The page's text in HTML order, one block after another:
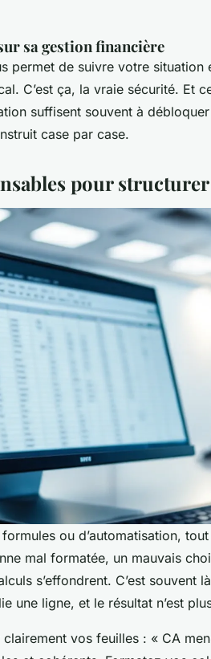
sa gestion financière
permet de suivre votre situation
C’est ça, la vraie sécurité. Et
suffisent souvent à
case par case.
pour
ou d’automatisation,
mal formatée, un mauvais
s’effondrent. C’est souvent
une ligne, et le résultat n’est
vos feuilles : « CA